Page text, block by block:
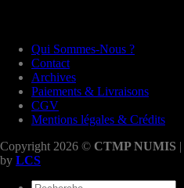
Qui Sommes-Nous ?
Contact
Archives
Paiements & Livraisons
CGV
Mentions légales & Crédits
Copyright 2026 © CTMP NUMIS |
by LCS